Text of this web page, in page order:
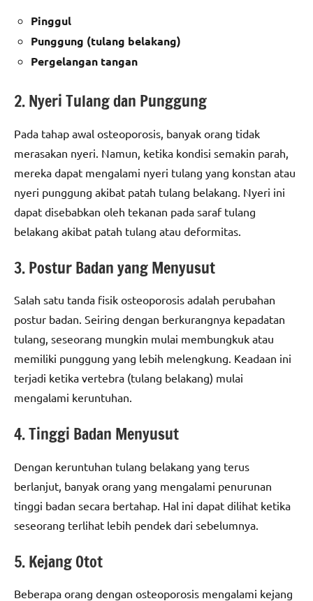
Pinggul
Punggung (tulang belakang)
Pergelangan tangan
2. Nyeri Tulang dan Punggung
Pada tahap awal osteoporosis, banyak orang tidak
merasakan nyeri. Namun, ketika kondisi semakin parah,
mereka dapat mengalami nyeri tulang yang konstan atau
nyeri punggung akibat patah tulang belakang. Nyeri ini
dapat disebabkan oleh tekanan pada saraf tulang
belakang akibat patah tulang atau deformitas.
3. Postur Badan yang Menyusut
Salah satu tanda fisik osteoporosis adalah perubahan
postur badan. Seiring dengan berkurangnya kepadatan
tulang, seseorang mungkin mulai membungkuk atau
memiliki punggung yang lebih melengkung. Keadaan ini
terjadi ketika vertebra (tulang belakang) mulai
mengalami keruntuhan.
4. Tinggi Badan Menyusut
Dengan keruntuhan tulang belakang yang terus
berlanjut, banyak orang yang mengalami penurunan
tinggi badan secara bertahap. Hal ini dapat dilihat ketika
seseorang terlihat lebih pendek dari sebelumnya.
5. Kejang Otot
Beberapa orang dengan osteoporosis mengalami kejang